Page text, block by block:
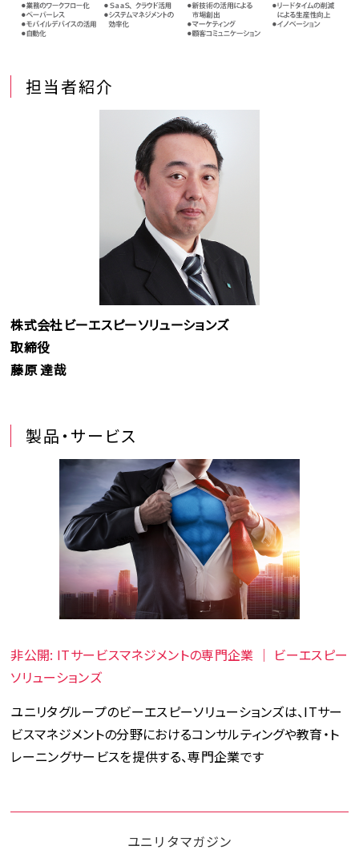
担当者紹介
株式会社ビーエスピーソリューションズ
取締役
藤原 達哉
製品・サービス
非公開: ITサービスマネジメントの専門企業 ｜ ビーエスピー
ソリューションズ
ユニリタグループのビーエスピーソリューションズは、ITサー
ビスマネジメントの分野におけるコンサルティングや教育・ト
レーニングサービスを提供する、専門企業です
ユニリタマガジン